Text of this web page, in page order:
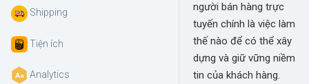
Shipping
Tiện ích
Analytics
người bán hàng trực
tuyến chính là việc làm
thế nào để có thể xây
dựng và giữ vững niềm
tin của khách hàng.